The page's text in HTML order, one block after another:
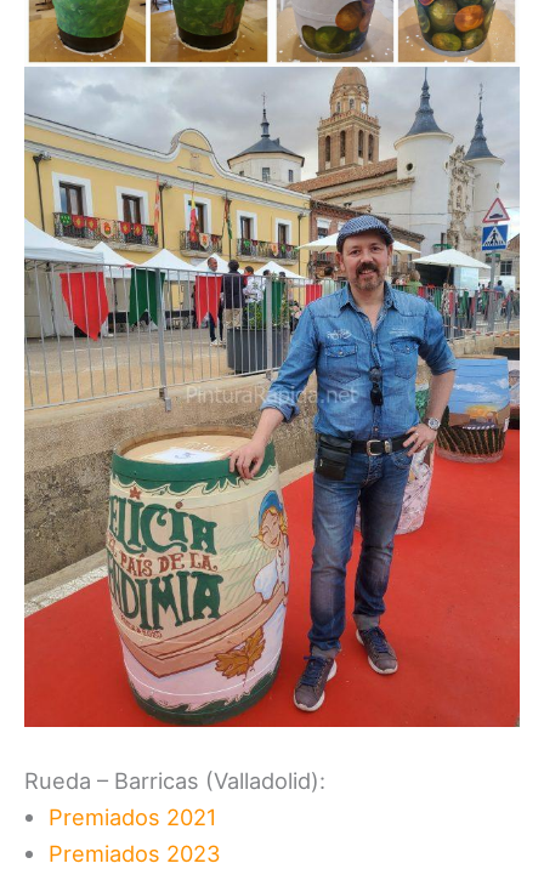
Rueda – Barricas (Valladolid):
Premiados 2021
Premiados 2023